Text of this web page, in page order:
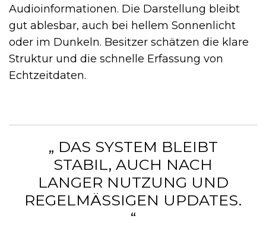
Audioinformationen. Die Darstellung bleibt
gut ablesbar, auch bei hellem Sonnenlicht
oder im Dunkeln. Besitzer schätzen die klare
Struktur und die schnelle Erfassung von
Echtzeitdaten.
„ DAS SYSTEM BLEIBT
STABIL, AUCH NACH
LANGER NUTZUNG UND
REGELMÄSSIGEN UPDATES. “